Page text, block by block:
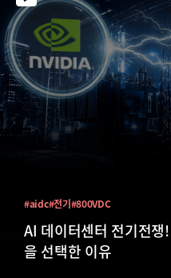
AI 데이터센터 전기전
을 선택한 이유
#aidc#전기#800VDC